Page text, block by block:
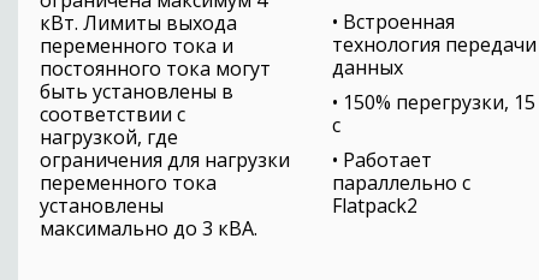
кВт. Лимиты выхода
переменного тока и
постоянного тока могут
быть установлены в
соответствии с
нагрузкой, где
ограничения для нагрузки
переменного тока
установлены
максимально до 3 кВА.
• Встроенная
технология передачи
данных
• 150% перегрузки, 15
с
• Работает
параллельно с
Flatpack2